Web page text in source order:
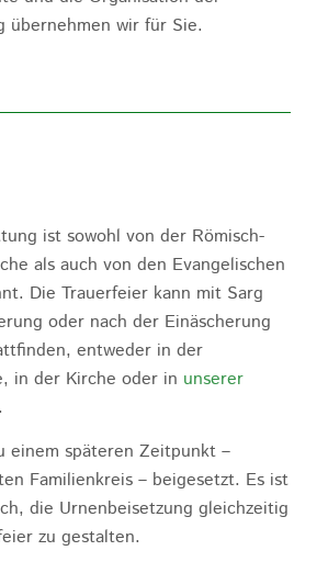
übernehmen wir für Sie.
ist sowohl von der Römisch-
als auch von den Evangelischen
Die Trauerfeier kann mit Sarg
oder nach der Einäscherung
entweder in der
in der Kirche oder in unserer
.
einem späteren Zeitpunkt –
Familienkreis – beigesetzt. Es ist
die Urnenbeisetzung gleichzeitig
zu gestalten.